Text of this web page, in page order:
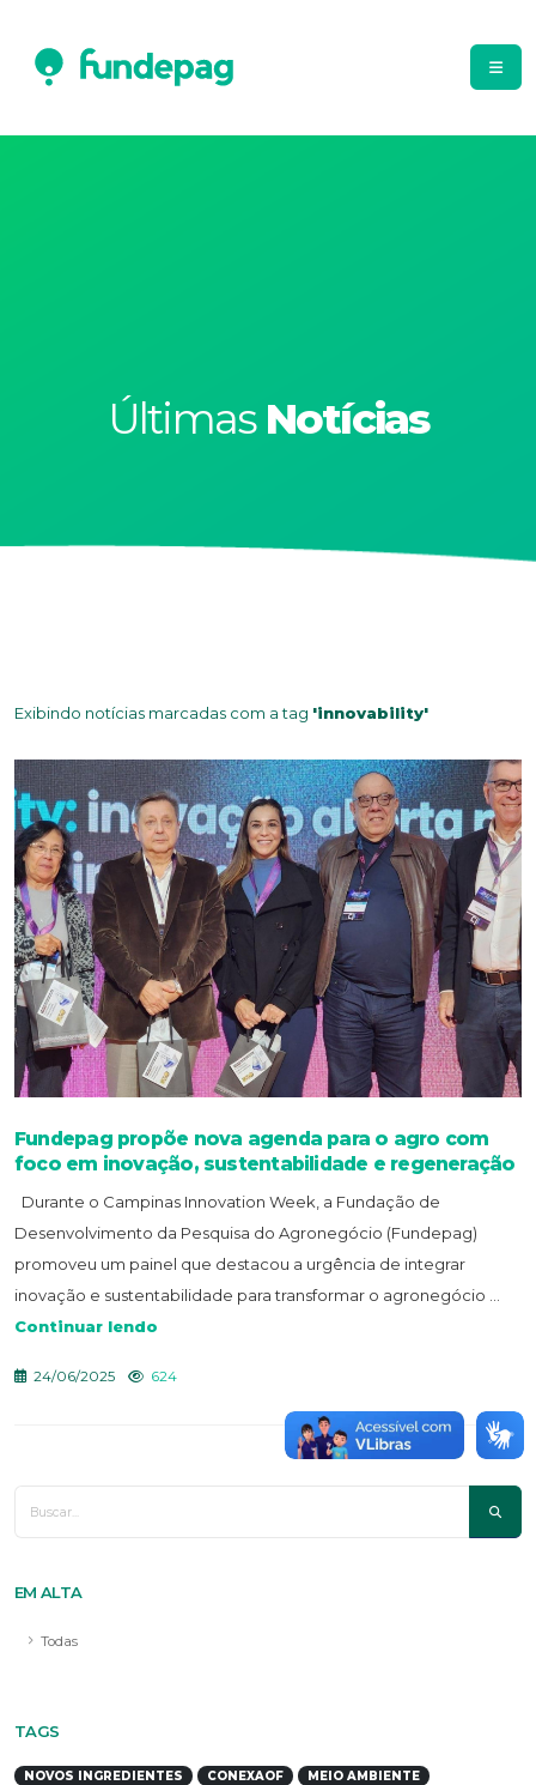
Últimas Notícias
Exibindo notícias marcadas com a tag 'innovability'
Fundepag propõe nova agenda para o agro com
foco em inovação, sustentabilidade e regeneração
Durante o Campinas Innovation Week, a Fundação de
Desenvolvimento da Pesquisa do Agronegócio (Fundepag)
promoveu um painel que destacou a urgência de integrar
inovação e sustentabilidade para transformar o agronegócio ...
Continuar lendo
24/06/2025 624
EM ALTA
Todas
TAGS
NOVOS INGREDIENTES CONEXAOF MEIO AMBIENTE